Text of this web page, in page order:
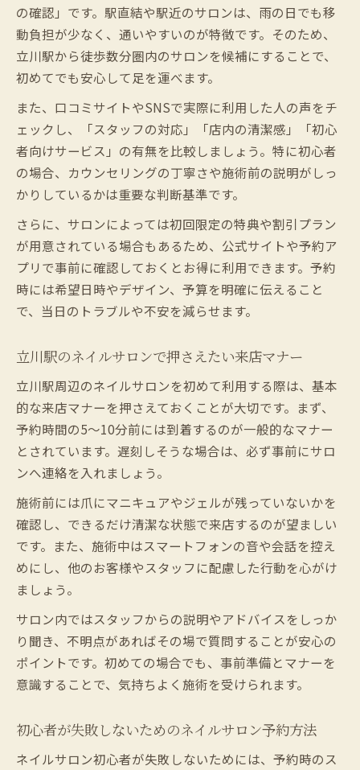
の確認」です。駅直結や駅近のサロンは、雨の日でも移
動負担が少なく、通いやすいのが特徴です。そのため、
立川駅から徒歩数分圏内のサロンを候補にすることで、
初めてでも安心して足を運べます。
また、口コミサイトやSNSで実際に利用した人の声をチ
ェックし、「スタッフの対応」「店内の清潔感」「初心
者向けサービス」の有無を比較しましょう。特に初心者
の場合、カウンセリングの丁寧さや施術前の説明がしっ
かりしているかは重要な判断基準です。
さらに、サロンによっては初回限定の特典や割引プラン
が用意されている場合もあるため、公式サイトや予約ア
プリで事前に確認しておくとお得に利用できます。予約
時には希望日時やデザイン、予算を明確に伝えること
で、当日のトラブルや不安を減らせます。
立川駅のネイルサロンで押さえたい来店マナー
立川駅周辺のネイルサロンを初めて利用する際は、基本
的な来店マナーを押さえておくことが大切です。まず、
予約時間の5～10分前には到着するのが一般的なマナー
とされています。遅刻しそうな場合は、必ず事前にサロ
ンへ連絡を入れましょう。
施術前には爪にマニキュアやジェルが残っていないかを
確認し、できるだけ清潔な状態で来店するのが望ましい
です。また、施術中はスマートフォンの音や会話を控え
めにし、他のお客様やスタッフに配慮した行動を心がけ
ましょう。
サロン内ではスタッフからの説明やアドバイスをしっか
り聞き、不明点があればその場で質問することが安心の
ポイントです。初めての場合でも、事前準備とマナーを
意識することで、気持ちよく施術を受けられます。
初心者が失敗しないためのネイルサロン予約方法
ネイルサロン初心者が失敗しないためには、予約時のス